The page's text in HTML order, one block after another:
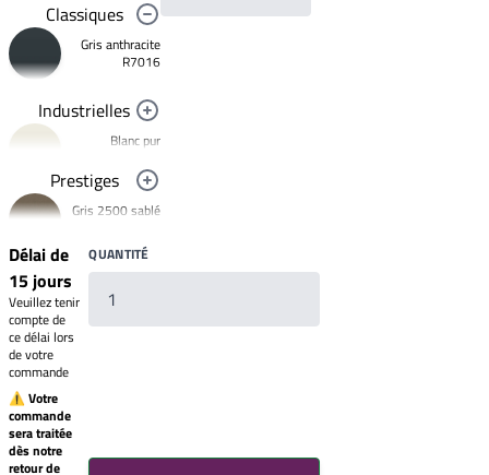
Classiques
Gris anthracite
R7016
Industrielles
Blanc pur
Noir foncé
R9005
signalisation
R1023
Rouge clair
R3020
Prestiges
Gris 2500 sablé
Bronze 2525
Mars 2525
Sablé
Starlight 2525
Délai de
15 jours
Veuillez tenir
compte de
ce délai lors
de votre
commande
⚠ Votre
commande
sera traitée
dès notre
retour de
QUANTITÉ
Votre
liste